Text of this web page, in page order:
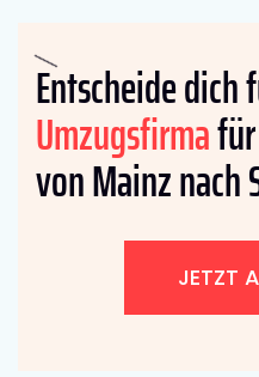
Entscheide dich
Umzugsfirma
von Mainz nach
JETZT